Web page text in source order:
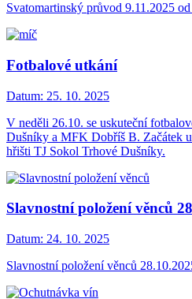
Svatomartinský průvod 9.11.2025
Fotbalové utkání
Datum: 25. 10. 2025
V neděli 26.10. se uskuteční
Dušníky a MFK Dobříš B. Začátek
hřišti TJ Sokol Trhové Dušníky.
Slavnostní položení věnců
Datum: 24. 10. 2025
Slavnostní položení věnců